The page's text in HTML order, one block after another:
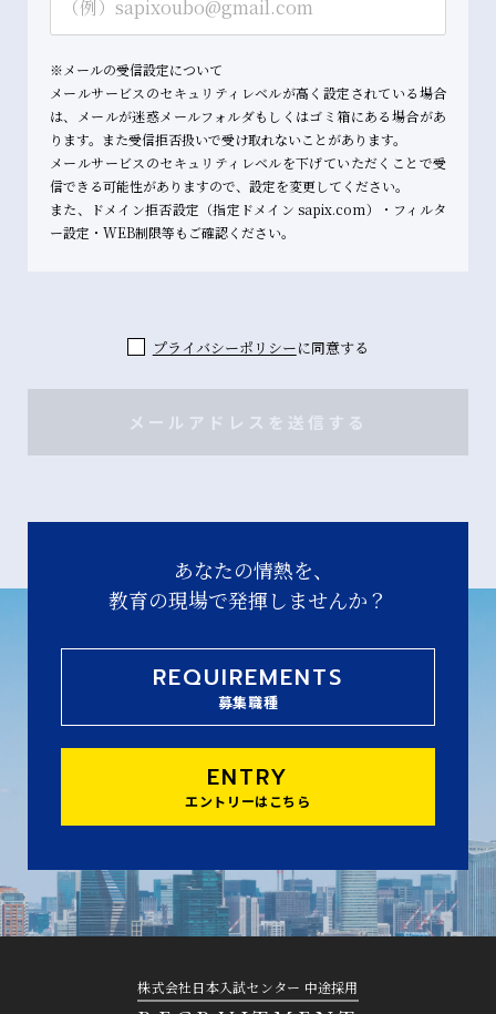
※メールの受信設定について
メールサービスのセキュリティレベルが高く設定されている場合
は、メールが迷惑メールフォルダもしくはゴミ箱にある場合があ
ります。また受信拒否扱いで受け取れないことがあります。
メールサービスのセキュリティレベルを下げていただくことで受
信できる可能性がありますので、設定を変更してください。
また、ドメイン拒否設定（指定ドメイン sapix.com）・フィルタ
ー設定・WEB制限等もご確認ください。
プライバシーポリシーに同意する
メールアドレスを送信する
あなたの情熱を、
教育の現場で発揮しませんか？
REQUIREMENTS
募集職種
ENTRY
エントリーはこちら
株式会社日本入試センター 中途採用